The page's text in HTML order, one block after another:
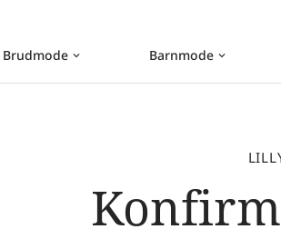
Brudmode keyboard_arrow_down Barnmode keyboard_arrow_down